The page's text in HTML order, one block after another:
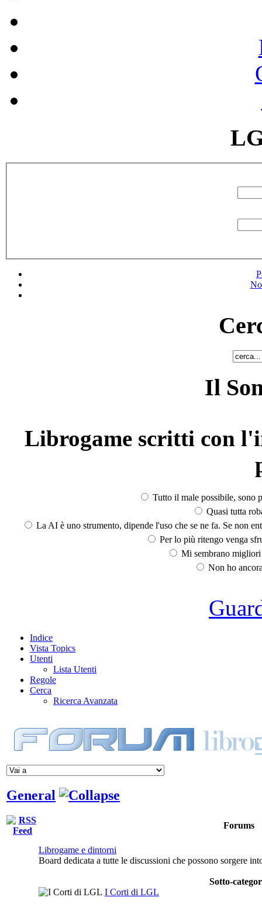
Il
Librogame scritti con
Tutto il male possibile, sono
Quasi tutta
La AI è uno strumento, dipende l'uso che se ne fa. Se non
Per lo più ritengo venga
Mi sembrano
Non ho
Indice
Vista Topics
Utenti
Lista Utenti
Regole
Cerca
Ricerca Avanzata
General
Forums
Librogame e dintorni
Board dedicata a tutte le discussioni che possono sorgere
Sotto-
I Corti di LGL